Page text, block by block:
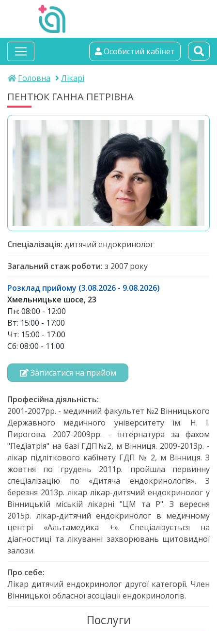
альтамедика
медичний центр
Особистий кабінет
Головна Лікарі
ПЕНТЮК ГАННА ПЕТРІВНА
Спеціалізація: дитячий ендокринолог
Загальний стаж роботи: з 2007 року
Розклад прийому (3.08.2026 - 9.08.2026)
Хмельницьке шосе, 23
Пн: 08:00 - 12:00
Вт: 15:00 - 17:00
Чт: 15:00 - 17:00
Сб: 08:00 - 11:00
Записатися на прийом
Професійна діяльність:
2001-2007рр. - медичний факультет №2 Вінницького
Державного медичного університету ім. Н. І.
Пирогова. 2007-2009рр. - інтернатура за фахом
"Педіатрія" на базі ГДП№2, м Вінниця. 2009-2013р. -
лікар підліткового кабінету ГДП № 2, м Вінниця. З
жовтня по грудень 2011р. пройшла первинну
спеціалізацію по «Дитяча ендокринологія». З
березня 2013р. лікар лікар-дитячий ендокринолог у
Вінницькій міській лікарні "ЦМ та Р". З вересня
2015р. лікар-дитячий ендокринолог в медичному
центрі «Альтамедика +». Спеціалізується на
діагностиці та лікуванні захворювань щитовидної
залози.
Про себе:
Лікар дитячий ендокринолог другої категорії. Член
Вінницької обласної асоціації ендокринологів.
Послуги